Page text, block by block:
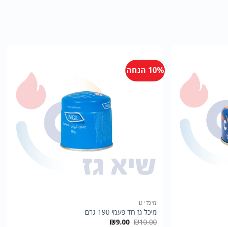
10% הנחה
מיכלי גז
מיכל גז חד פעמי 190 גרם
₪10.00 המחיר₪9.00